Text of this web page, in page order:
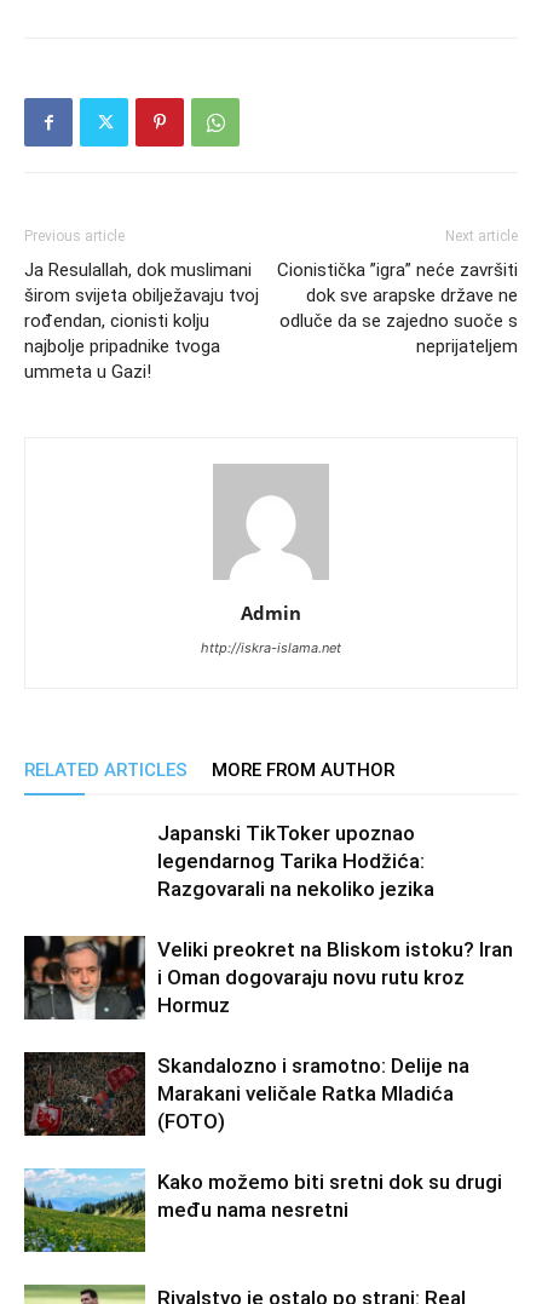
Previous article
Ja Resulallah, dok muslimani
širom svijeta obilježavaju tvoj
rođendan, cionisti kolju
najbolje pripadnike tvoga
ummeta u Gazi!
Next article
Cionistička ”igra” neće završiti
dok sve arapske države ne
odluče da se zajedno suoče s
neprijateljem
Admin
http://iskra-islama.net
RELATED ARTICLES MORE FROM AUTHOR
Japanski TikToker upoznao
legendarnog Tarika Hodžića:
Razgovarali na nekoliko jezika
Veliki preokret na Bliskom istoku? Iran
i Oman dogovaraju novu rutu kroz
Hormuz
Skandalozno i sramotno: Delije na
Marakani veličale Ratka Mladića
(FOTO)
Kako možemo biti sretni dok su drugi
među nama nesretni
Rivalstvo je ostalo po strani: Real